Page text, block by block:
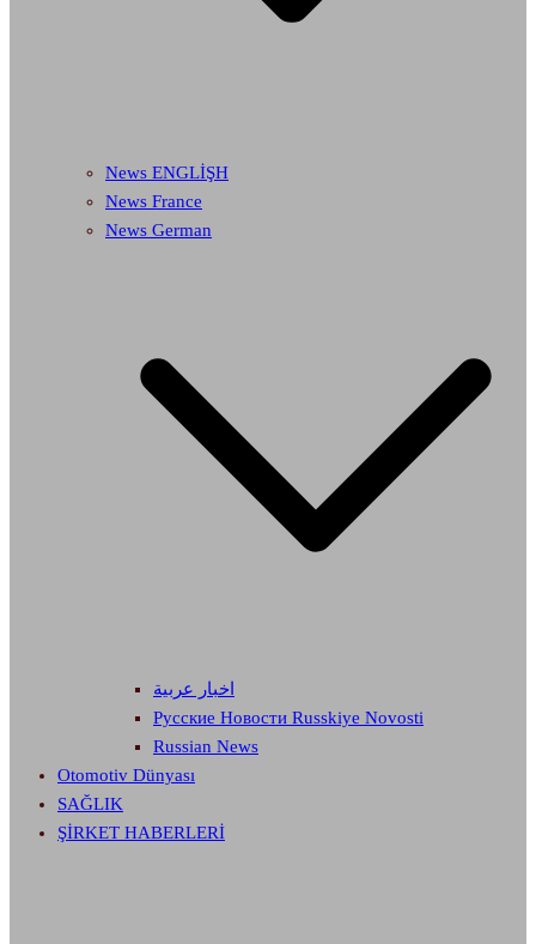
News ENGLİŞH
News France
News German
اخبار عربية
Русские Новости Russkiye Novosti
Russian News
Otomotiv Dünyası
SAĞLIK
ŞİRKET HABERLERİ